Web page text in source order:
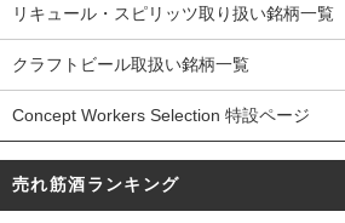
リキュール・スピリッツ取り扱い銘柄一覧
クラフトビール取扱い銘柄一覧
Concept Workers Selection 特設ページ
売れ筋酒ランキング